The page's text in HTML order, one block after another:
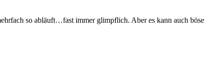
so abläuft…fast immer glimpflich. Aber es kann auch böse